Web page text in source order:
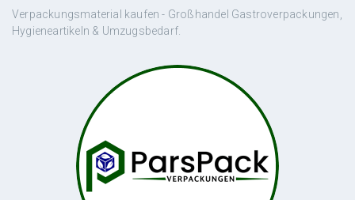
Verpackungsmaterial kaufen - Großhandel Gastroverpackungen,
Hygieneartikeln & Umzugsbedarf.
ParsPack Verpackung Großhandel